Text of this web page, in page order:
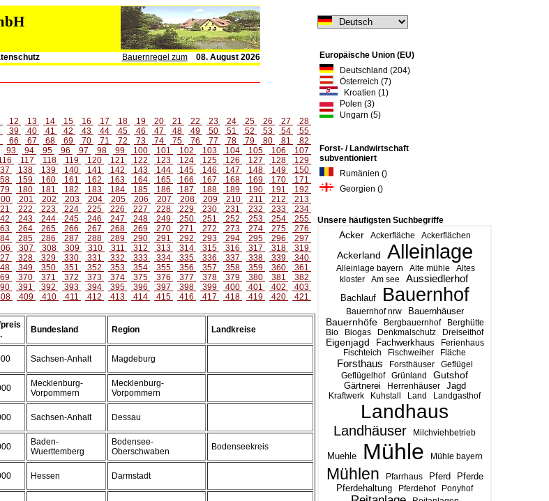
Bauernregel zum
08. August 2026
Europäische Union (EU)
Deutschland (204)
Österreich (7)
Kroatien (1)
Polen (3)
Ungarn (5)
Forst- / Landwirtschaft
subventioniert
Rumänien ()
Georgien ()
Unsere häufigsten Suchbegriffe
Acker Ackerfläche Ackerflächen
Ackerland Alleinlage
Alleinlage bayern Alte mühle
Altes
kloster
Am see Aussiedlerhof
Bachlauf Bauernhof
Bauernhof nrw Bauernhäuser
Bauernhöfe Bergbauernhof
Berghütte
Bio
Biogas Denkmalschutz Dreiseithof
Eigenjagd Fachwerkhaus
Ferienhaus
Fischteich
Fischweiher Fläche
Forsthaus Forsthäuser
Geflügel
Geflügelhof
Grünland
Gutshof
Gärtnerei
Herrenhäuser Jagd
Kraftwerk Kuhstall Land Landgasthof
Landhaus
Landhäuser Milchviehbetrieb
Muehle Mühle Mühle bayern
Mühlen Pfarrhaus Pferd Pferde
Pferdehaltung Pferdehof Ponyhof
12 13 14 15 16 17 18 19 20 21 22 23 24 25 26 27
28
39 40 41 42 43 44 45 46 47 48 49 50 51 52 53 54
55
66 67 68 69 70 71 72 73 74 75 76 77 78 79 80 81
82
93 94 95 96 97 98 99 100 101 102 103 104 105 106
107
117 118 119 120 121 122 123 124 125 126 127 128
129
138 139 140 141 142 143 144 145 146 147 148 149
150
159 160 161 162 163 164 165 166 167 168 169 170
171
180 181 182 183 184 185 186 187 188 189 190 191
192
201 202 203 204 205 206 207 208 209 210 211 212
213
222 223 224 225 226 227 228 229 230 231 232 233
234
243 244 245 246 247 248 249 250 251 252 253 254
255
264 265 266 267 268 269 270 271 272 273 274 275
276
285 286 287 288 289 290 291 292 293 294 295 296
297
307 308 309 310 311 312 313 314 315 316 317 318
319
328 329 330 331 332 333 334 335 336 337 338 339
340
349 350 351 352 353 354 355 356 357 358 359 360
361
370 371 372 373 374 375 376 377 378 379 380 381
382
391 392 393 394 395 396 397 398 399 400 401 402
403
409 410 411 412 413 414 415 416 417 418 419 420 421
Bundesland Region Landkreise
Sachsen-Anhalt Magdeburg
Mecklenburg-
Vorpommern
Mecklenburg-
Vorpommern
Sachsen-Anhalt Dessau
Baden-
Wuerttemberg
Bodensee-
Oberschwaben
Bodenseekreis
Hessen Darmstadt